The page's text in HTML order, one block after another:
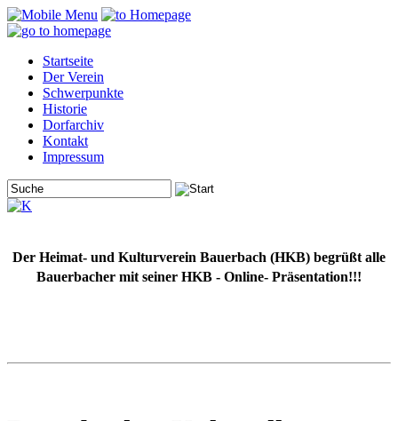
Startseite
Der Verein
Schwerpunkte
Historie
Dorfarchiv
Kontakt
Impressum
Der Heimat- und Kulturverein Bauerbach (HKB) begrüßt alle
Bauerbacher mit seiner HKB - Online- Präsentation!!!